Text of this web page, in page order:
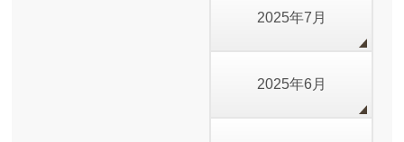
2025年7月
2025年6月